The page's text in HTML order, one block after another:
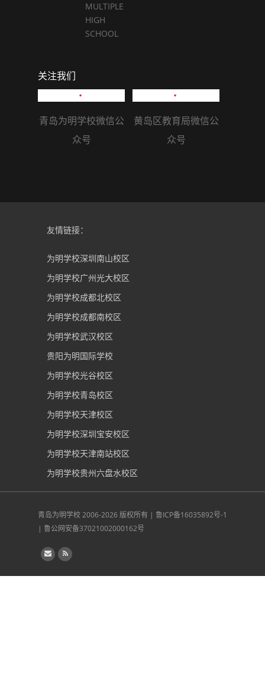
MULTIPLE
HIGH
SCHOOL
关注我们
青岛为明学校微信公
众号
黄岛区教育局微信公
众号
友情链接：
为明学校深圳南山校区
为明学校广州光大校区
为明学校成都北校区
为明学校成都南校区
为明学校武汉校区
贵阳为明国际学校
为明学校光谷校区
为明学校青岛校区
为明学校天津校区
为明学校深圳宝安校区
为明学校天津南站校区
为明学校贵州六盘水校区
青岛为明学校2006-2026 版权所有 | 鲁ICP备16035892号-1
| 鲁公网安备37021002000162号